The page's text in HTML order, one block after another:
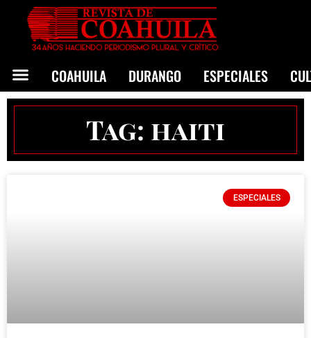
COAHUILA DURANGO ESPECIALES
Tag: haiti
ESPECIALES